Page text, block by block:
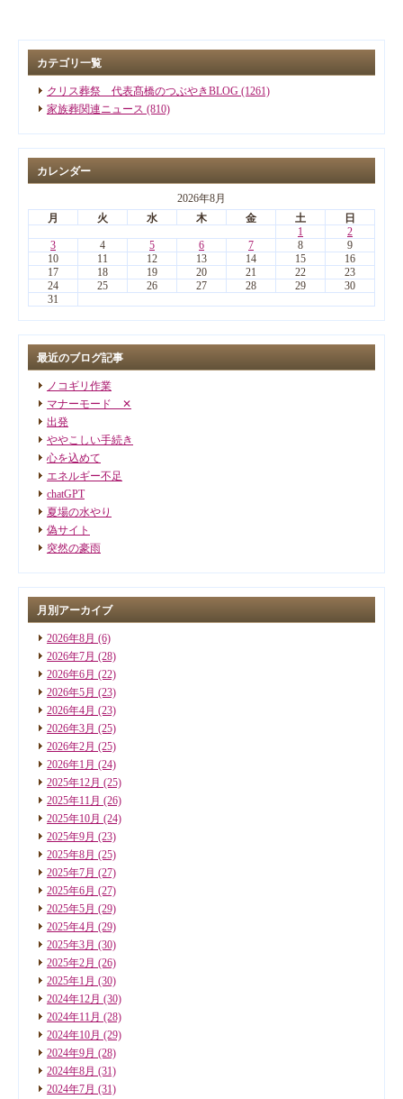
カテゴリ一覧
クリス葬祭 代表髙橋のつぶやきBLOG (1261)
家族葬関連ニュース (810)
カレンダー
2026年8月
月
火 水 木 金 土
日
1
2
3
4 5 6 7 8
9
10
11 12 13 14 15
16
17
18 19 20 21 22
23
24
25 26 27 28 29
30
31
最近のブログ記事
ノコギリ作業
マナーモード ✕
出発
ややこしい手続き
心を込めて
エネルギー不足
chatGPT
夏場の水やり
偽サイト
突然の豪雨
月別アーカイブ
2026年8月 (6)
2026年7月 (28)
2026年6月 (22)
2026年5月 (23)
2026年4月 (23)
2026年3月 (25)
2026年2月 (25)
2026年1月 (24)
2025年12月 (25)
2025年11月 (26)
2025年10月 (24)
2025年9月 (23)
2025年8月 (25)
2025年7月 (27)
2025年6月 (27)
2025年5月 (29)
2025年4月 (29)
2025年3月 (30)
2025年2月 (26)
2025年1月 (30)
2024年12月 (30)
2024年11月 (28)
2024年10月 (29)
2024年9月 (28)
2024年8月 (31)
2024年7月 (31)